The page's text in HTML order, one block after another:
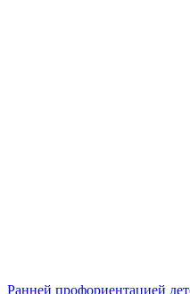
Ранней профориентацией